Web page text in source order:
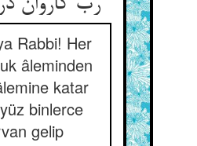
Rabbi! Her
âleminden
katar
binlerce
gelip